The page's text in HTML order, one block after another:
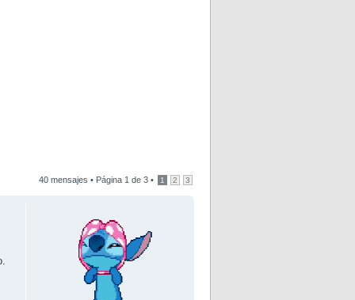
40 mensajes • Página 1 de 3 • 1 2 3